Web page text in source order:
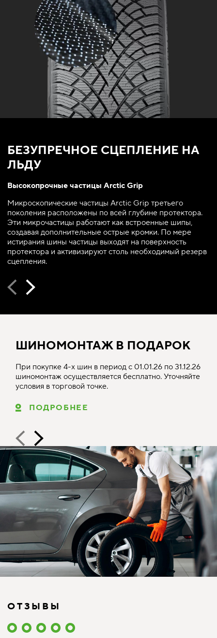
БЕЗУПРЕЧНОЕ СЦЕПЛЕНИЕ НА
ЛЬДУ
Высокопрочные частицы Arctic Grip
Микроскопические частицы Arctic Grip третьего
поколения расположены по всей глубине протектора.
Эти микрочастицы работают как встроенные шипы,
создавая дополнительные острые кромки. По мере
истирания шины частицы выходят на поверхность
протектора и активизируют столь необходимый резерв
сцепления.
ШИНОМОНТАЖ В ПОДАРОК
При покупке 4-х шин в период с 01.01.26 по 31.12.26
шиномонтаж осуществляется бесплатно. Уточняйте
условия в торговой точке.
ПОДРОБНЕЕ
ОТЗЫВЫ